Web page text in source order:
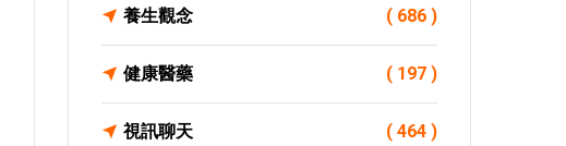
養生觀念 ( 686 )
健康醫藥 ( 197 )
視訊聊天 ( 464 )